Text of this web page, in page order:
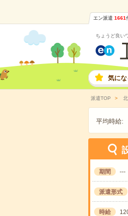
エン派遣 1661
ちょうど良い
気に
派遣TOP
平均時給:
期間 ---
派遣形式
時給